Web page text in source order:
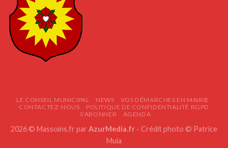
LE CONSEIL MUNICIPAL NEWS
VOS DÉMARCHES EN MAIRIE
CONTACTEZ-NOUS
POLITIQUE DE CONFIDENTIALITÉ RGPD
S’ABONNER
AGENDA
2026 © Massoins.fr par AzurMedia.fr - Crédit photo © Patrice
Muia